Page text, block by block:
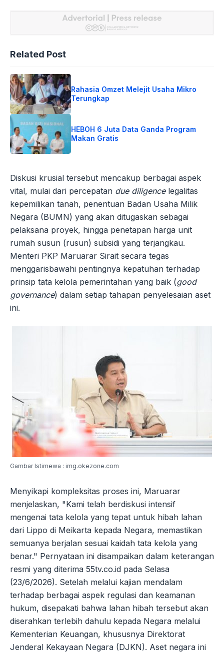
Related Post
Rahasia Omzet Melejit Usaha Mikro
Terungkap
HEBOH 6 Juta Data Ganda Program
Makan Gratis
Diskusi krusial tersebut mencakup berbagai aspek
vital, mulai dari percepatan due diligencelegalitas
kepemilikan tanah, penentuan Badan Usaha Milik
Negara (BUMN) yang akan ditugaskan sebagai
pelaksana proyek, hingga penetapan harga unit
rumah susun (rusun) subsidi yang terjangkau.
Menteri PKP Maruarar Sirait secara tegas
menggarisbawahi pentingnya kepatuhan terhadap
prinsip tata kelola pemerintahan yang baik (good
governance) dalam setiap tahapan penyelesaian aset
ini.
Gambar Istimewa : img.okezone.com
Menyikapi kompleksitas proses ini, Maruarar
menjelaskan, "Kami telah berdiskusi intensif
mengenai tata kelola yang tepat untuk hibah lahan
dari Lippo di Meikarta kepada Negara, memastikan
semuanya berjalan sesuai kaidah tata kelola yang
benar." Pernyataan ini disampaikan dalam keterangan
resmi yang diterima 55tv.co.id pada Selasa
(23/6/2026). Setelah melalui kajian mendalam
terhadap berbagai aspek regulasi dan keamanan
hukum, disepakati bahwa lahan hibah tersebut akan
diserahkan terlebih dahulu kepada Negara melalui
Kementerian Keuangan, khususnya Direktorat
Jenderal Kekayaan Negara (DJKN). Aset negara ini